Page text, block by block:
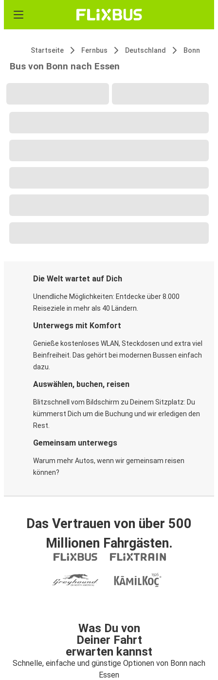
Startseite Fernbus Deutschland Bonn
Bus von Bonn nach Essen
Die Welt wartet auf Dich
Unendliche Möglichkeiten: Entdecke über 8.000
Reiseziele in mehr als 40 Ländern.
Unterwegs mit Komfort
Genieße kostenloses WLAN, Steckdosen und extra viel
Beinfreiheit. Das gehört bei modernen Bussen einfach
dazu.
Auswählen, buchen, reisen
Blitzschnell vom Bildschirm zu Deinem Sitzplatz: Du
kümmerst Dich um die Buchung und wir erledigen den
Rest.
Gemeinsam unterwegs
Warum mehr Autos, wenn wir gemeinsam reisen
können?
Das Vertrauen von über 500
Millionen Fahrgästen.
Was Du von
Deiner Fahrt
erwarten kannst
Schnelle, einfache und günstige Optionen von Bonn nach
Essen